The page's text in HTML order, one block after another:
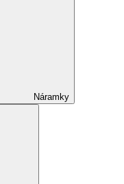
Náramky